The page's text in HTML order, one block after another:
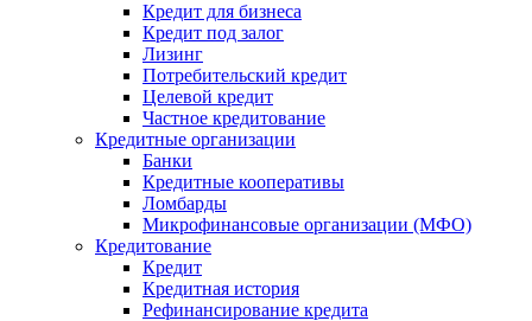
Кредит для бизнеса
Кредит под залог
Лизинг
Потребительский кредит
Целевой кредит
Частное кредитование
Кредитные организации
Банки
Кредитные кооперативы
Ломбарды
Микрофинансовые организации (МФО)
Кредитование
Кредит
Кредитная история
Рефинансирование кредита